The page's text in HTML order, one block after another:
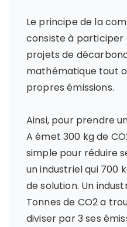
Le principe de la
consiste à
projets de
mathématique tout
propres émissions.
Ainsi, pour prendre
A émet 300 kg de
simple pour réduire
un industriel qui 700
de solution. Un
Tonnes de CO2 a
diviser par 3 ses